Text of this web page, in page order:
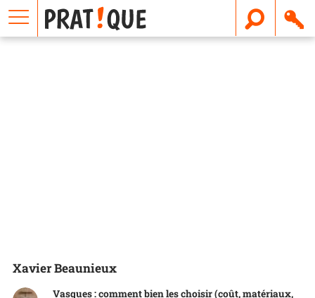
Xavier Beaunieux
Vasques : comment bien les choisir (coût, matériaux,
E
m
a